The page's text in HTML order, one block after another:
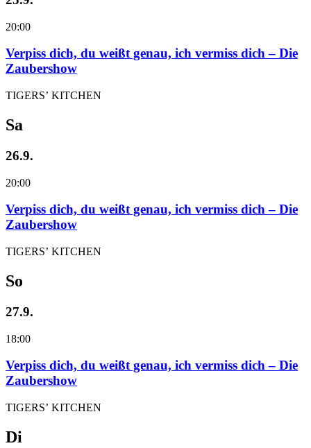
20:00
Verpiss dich, du weißt genau, ich vermiss dich – Die
Zaubershow
TIGERS’ KITCHEN
Sa
26.9.
20:00
Verpiss dich, du weißt genau, ich vermiss dich – Die
Zaubershow
TIGERS’ KITCHEN
So
27.9.
18:00
Verpiss dich, du weißt genau, ich vermiss dich – Die
Zaubershow
TIGERS’ KITCHEN
Di